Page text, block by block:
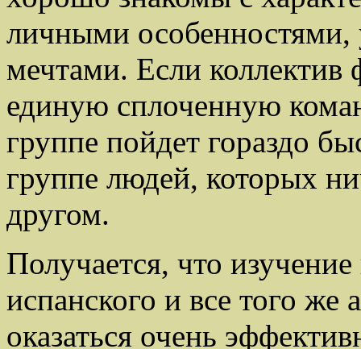
личными
мечтами. Если коллектив
единую сплоченную
группе пойдет гораздо
группе людей, которых
другом.
Получается, что
испанского и все того же
оказаться очень